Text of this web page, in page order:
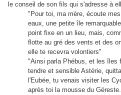
le conseil de son fils qui s'adresse à
"Pour toi, ma mère, écoute
eaux, une petite île
point fixe en un lieu, mais,
flotte au gré des vents et des
elle te recevra volontiers"
"Ainsi parla Phébus, et les îles
tendre et sensible Astérie,
l'Eubée, tu venais visiter les
après toi la mousse du